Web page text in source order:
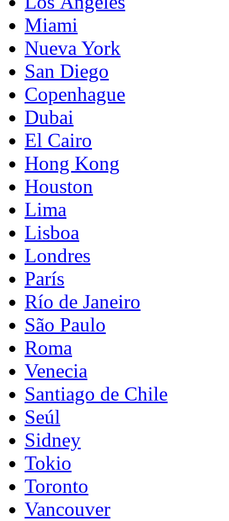
Miami
Nueva York
San Diego
Copenhague
Dubai
El Cairo
Hong Kong
Houston
Lima
Lisboa
Londres
París
Río de Janeiro
São Paulo
Roma
Venecia
Santiago de Chile
Seúl
Sidney
Tokio
Toronto
Vancouver